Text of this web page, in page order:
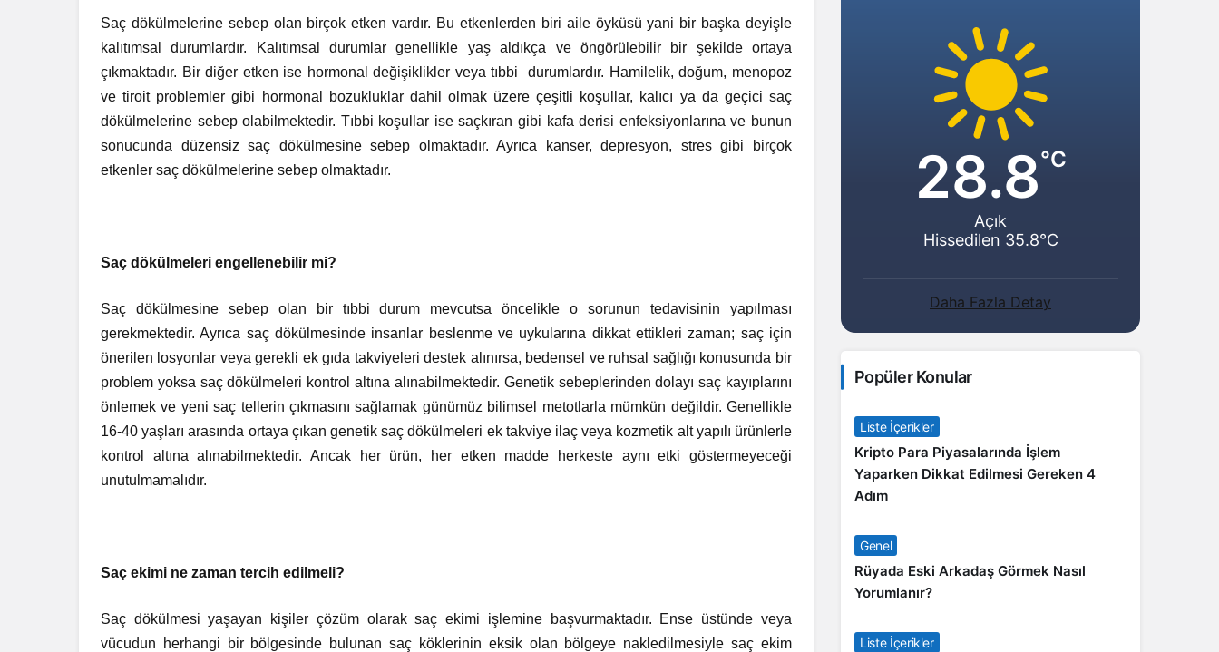
Saç dökülmelerine sebep olan birçok etken vardır. Bu etkenlerden biri aile öyküsü yani bir başka deyişle
kalıtımsal durumlardır. Kalıtımsal durumlar genellikle yaş aldıkça ve öngörülebilir bir şekilde ortaya
çıkmaktadır. Bir diğer etken ise hormonal değişiklikler veya tıbbi durumlardır. Hamilelik, doğum, menopoz
ve tiroit problemler gibi hormonal bozukluklar dahil olmak üzere çeşitli koşullar, kalıcı ya da geçici saç
dökülmelerine sebep olabilmektedir. Tıbbi koşullar ise saçkıran gibi kafa derisi enfeksiyonlarına ve bunun
sonucunda düzensiz saç dökülmesine sebep olmaktadır. Ayrıca kanser, depresyon, stres gibi birçok
etkenler saç dökülmelerine sebep olmaktadır.
Saç dökülmeleri engellenebilir mi?
Saç dökülmesine sebep olan bir tıbbi durum mevcutsa öncelikle o sorunun tedavisinin yapılması
gerekmektedir. Ayrıca saç dökülmesinde insanlar beslenme ve uykularına dikkat ettikleri zaman; saç için
önerilen losyonlar veya gerekli ek gıda takviyeleri destek alınırsa, bedensel ve ruhsal sağlığı konusunda bir
problem yoksa saç dökülmeleri kontrol altına alınabilmektedir. Genetik sebeplerinden dolayı saç kayıplarını
önlemek ve yeni saç tellerin çıkmasını sağlamak günümüz bilimsel metotlarla mümkün değildir. Genellikle
16-40 yaşları arasında ortaya çıkan genetik saç dökülmeleri ek takviye ilaç veya kozmetik alt yapılı ürünlerle
kontrol altına alınabilmektedir. Ancak her ürün, her etken madde herkeste aynı etki göstermeyeceği
unutulmamalıdır.
Saç ekimi ne zaman tercih edilmeli?
Saç dökülmesi yaşayan kişiler çözüm olarak saç ekimi işlemine başvurmaktadır. Ense üstünde veya
vücudun herhangi bir bölgesinde bulunan saç köklerinin eksik olan bölgeye nakledilmesiyle saç ekim
28.8°C
Açık
Hissedilen 35.8°C
Daha Fazla Detay
Popüler Konular
Liste İçerikler
Kripto Para Piyasalarında İşlem
Yaparken Dikkat Edilmesi Gereken 4
Adım
Genel
Rüyada Eski Arkadaş Görmek Nasıl
Yorumlanır?
Liste İçerikler